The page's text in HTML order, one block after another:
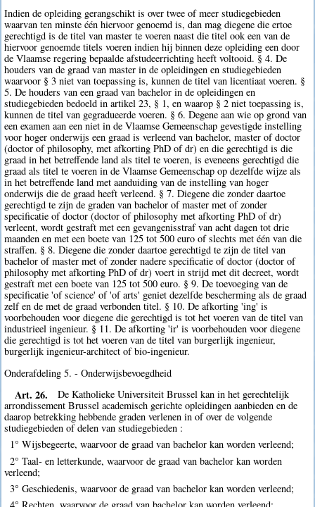
Indien de opleiding gerangschikt is over twee of meer studiegebieden
waarvan ten minste één hiervoor genoemd is, dan mag diegene die ertoe
gerechtigd is de titel van master te voeren naast die titel ook een van de
hiervoor genoemde titels voeren indien hij binnen deze opleiding een door
de Vlaamse regering bepaalde afstudeerrichting heeft voltooid. § 4. De
houders van de graad van master in de opleidingen en studiegebieden
waarvoor § 3 niet van toepassing is, kunnen de titel van licentiaat voeren. §
5. De houders van een graad van bachelor in de opleidingen en
studiegebieden bedoeld in artikel 23, § 1, en waarop § 2 niet toepassing is,
kunnen de titel van gegradueerde voeren. § 6. Degene aan wie op grond van
een examen aan een niet in de Vlaamse Gemeenschap gevestigde instelling
voor hoger onderwijs een graad is verleend van bachelor, master of doctor
(doctor of philosophy, met afkorting PhD of dr) en die gerechtigd is die
graad in het betreffende land als titel te voeren, is eveneens gerechtigd die
graad als titel te voeren in de Vlaamse Gemeenschap op dezelfde wijze als
in het betreffende land met aanduiding van de instelling van hoger
onderwijs die de graad heeft verleend. § 7. Diegene die zonder daartoe
gerechtigd te zijn de graden van bachelor of master met of zonder
specificatie of doctor (doctor of philosophy met afkorting PhD of dr)
verleent, wordt gestraft met een gevangenisstraf van acht dagen tot drie
maanden en met een boete van 125 tot 500 euro of slechts met één van die
straffen. § 8. Diegene die zonder daartoe gerechtigd te zijn de titel van
bachelor of master met of zonder nadere specificatie of doctor (doctor of
philosophy met afkorting PhD of dr) voert in strijd met dit decreet, wordt
gestraft met een boete van 125 tot 500 euro. § 9. De toevoeging van de
specificatie 'of science' of 'of arts' geniet dezelfde bescherming als de graad
zelf en de met de graad verbonden titel. § 10. De afkorting 'ing' is
voorbehouden voor diegene die gerechtigd is tot het voeren van de titel van
industrieel ingenieur. § 11. De afkorting 'ir' is voorbehouden voor diegene
die gerechtigd is tot het voeren van de titel van burgerlijk ingenieur,
burgerlijk ingenieur-architect of bio-ingenieur.
Onderafdeling 5. - Onderwijsbevoegdheid
Art. 26.
De Katholieke Universiteit Brussel kan in het gerechtelijk
arrondissement Brussel academisch gerichte opleidingen aanbieden en de
daarop betrekking hebbende graden verlenen in of over de volgende
studiegebieden of delen van studiegebieden :
1° Wijsbegeerte, waarvoor de graad van bachelor kan worden verleend;
2° Taal- en letterkunde, waarvoor de graad van bachelor kan worden
verleend;
3° Geschiedenis, waarvoor de graad van bachelor kan worden verleend;